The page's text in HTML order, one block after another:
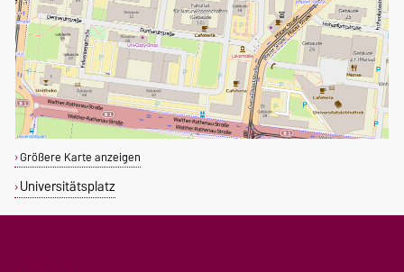
Größere Karte anzeigen
Universitätsplatz